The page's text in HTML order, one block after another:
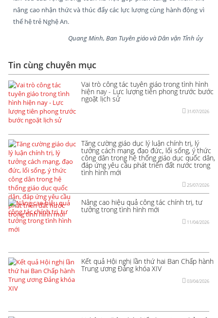
nâng cao nhận thức và thúc đẩy các lực lượng cùng hành động vì
thế hệ trẻ Nghệ An.
Quang Minh, Ban Tuyên giáo và Dân vận Tỉnh ủy
Tin cùng chuyên mục
Vai trò công tác tuyên giáo trong tình hình
hiện nay - Lực lượng tiên phong trước bước
ngoặt lịch sử
31/07/2026
Tăng cường giáo dục lý luận chính trị, lý
tưởng cách mạng, đạo đức, lối sống, ý thức
công dân trong hệ thống giáo dục quốc dân,
đáp ứng yêu cầu phát triển đất nước trong
tình hình mới
25/07/2026
Nâng cao hiệu quả công tác chính trị, tư
tưởng trong tình hình mới
11/04/2026
Kết quả Hội nghị lần thứ hai Ban Chấp hành
Trung ương Đảng khóa XIV
03/04/2026